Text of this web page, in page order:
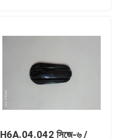
H6A.04.042 সিজে-৬ /